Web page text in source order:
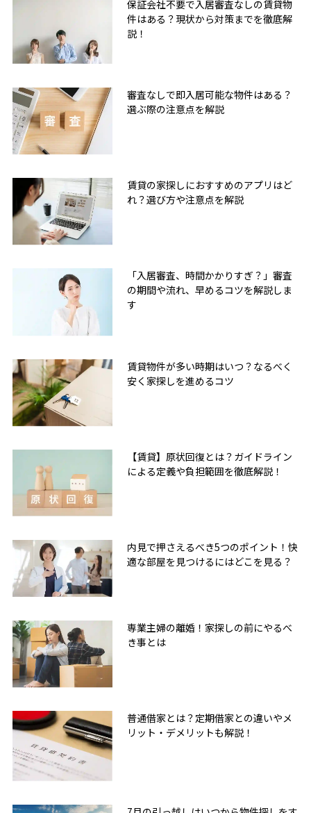
保証会社不要で入居審査なしの賃貸物
件はある？現状から対策までを徹底解
説！
審査なしで即入居可能な物件はある？
選ぶ際の注意点を解説
賃貸の家探しにおすすめのアプリはど
れ？選び方や注意点を解説
「入居審査、時間かかりすぎ？」審査
の期間や流れ、早めるコツを解説しま
す
賃貸物件が多い時期はいつ？なるべく
安く家探しを進めるコツ
【賃貸】原状回復とは？ガイドライン
による定義や負担範囲を徹底解説！
内見で押さえるべき5つのポイント！快
適な部屋を見つけるにはどこを見る？
専業主婦の離婚！家探しの前にやるべ
き事とは
普通借家とは？定期借家との違いやメ
リット・デメリットも解説！